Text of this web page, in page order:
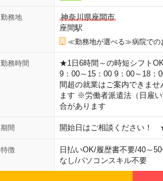
勤務地
神奈川県座間市
座間駅
≪勤務地が選べる≫病院での
勤務時間
★1日6時間～の時短シフト
9：00～15：00 9：00～18
間超の就業はご案内できま
ます ※労働者派遣法（日雇
合があります
期間 開始日はご相談ください！
特徴 日払いOK/履歴書不要/40～
なし/パソコンスキル不要